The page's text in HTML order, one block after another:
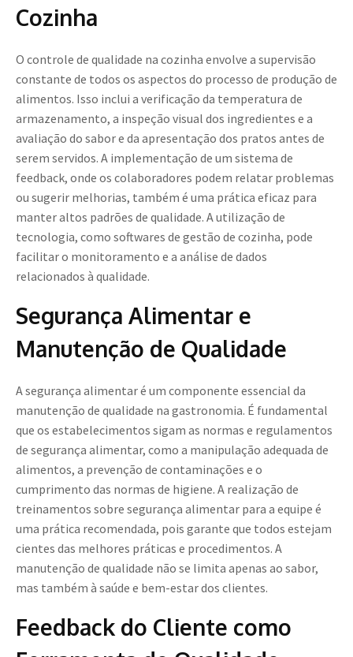
Cozinha
O controle de qualidade na cozinha envolve a supervisão
constante de todos os aspectos do processo de produção de
alimentos. Isso inclui a verificação da temperatura de
armazenamento, a inspeção visual dos ingredientes e a
avaliação do sabor e da apresentação dos pratos antes de
serem servidos. A implementação de um sistema de
feedback, onde os colaboradores podem relatar problemas
ou sugerir melhorias, também é uma prática eficaz para
manter altos padrões de qualidade. A utilização de
tecnologia, como softwares de gestão de cozinha, pode
facilitar o monitoramento e a análise de dados
relacionados à qualidade.
Segurança Alimentar e
Manutenção de Qualidade
A segurança alimentar é um componente essencial da
manutenção de qualidade na gastronomia. É fundamental
que os estabelecimentos sigam as normas e regulamentos
de segurança alimentar, como a manipulação adequada de
alimentos, a prevenção de contaminações e o
cumprimento das normas de higiene. A realização de
treinamentos sobre segurança alimentar para a equipe é
uma prática recomendada, pois garante que todos estejam
cientes das melhores práticas e procedimentos. A
manutenção de qualidade não se limita apenas ao sabor,
mas também à saúde e bem-estar dos clientes.
Feedback do Cliente como